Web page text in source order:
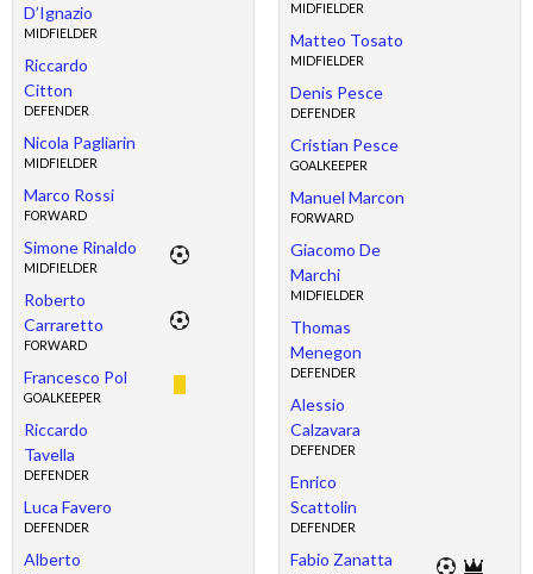
D’Ignazio
MIDFIELDER
Riccardo
Citton
DEFENDER
Nicola Pagliarin
MIDFIELDER
Marco Rossi
FORWARD
Simone Rinaldo
MIDFIELDER
Roberto
Carraretto
FORWARD
Francesco Pol
GOALKEEPER
Riccardo
Tavella
DEFENDER
Luca Favero
DEFENDER
Alberto
MIDFIELDER
Matteo Tosato
MIDFIELDER
Denis Pesce
DEFENDER
Cristian Pesce
GOALKEEPER
Manuel Marcon
FORWARD
Giacomo De
Marchi
MIDFIELDER
Thomas
Menegon
DEFENDER
Alessio
Calzavara
DEFENDER
Enrico
Scattolin
DEFENDER
Fabio Zanatta